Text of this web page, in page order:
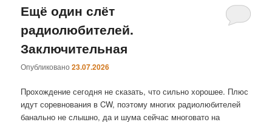
Ещё один слёт
радиолюбителей.
Заключительная
Опубликовано23.07.2026
Прохождение сегодня не сказать, что сильно хорошее. Плюс
идут соревнования в CW, поэтому многих радиолюбителей
банально не слышно, да и шума сейчас многовато на